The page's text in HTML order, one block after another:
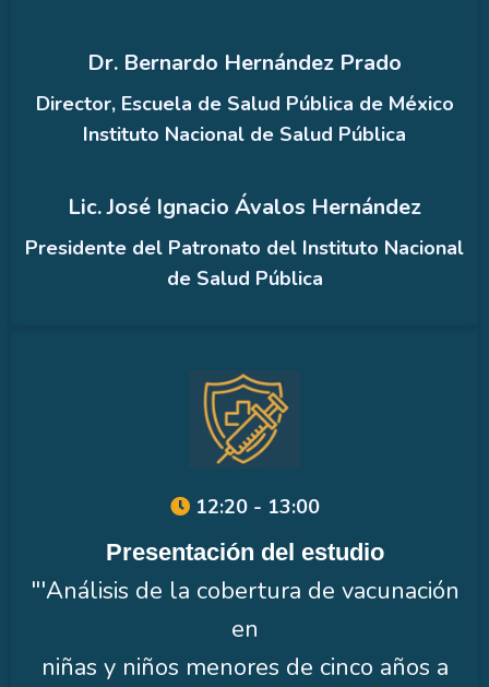
Dr. Bernardo Hernández Prado
Director, Escuela de Salud Pública de México
Instituto Nacional de Salud Pública
Lic. José Ignacio Ávalos Hernández
Presidente del Patronato del Instituto Nacional
de Salud Pública
12:20 - 13:00
Presentación del estudio
"'Análisis de la cobertura de vacunación
en
niñas y niños menores de cinco años a